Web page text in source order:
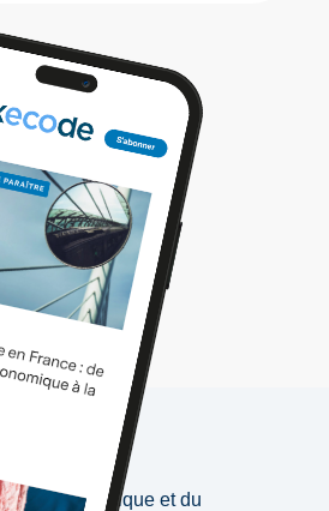
économique et du